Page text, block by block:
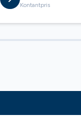
Kontantpris